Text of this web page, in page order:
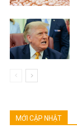
MỚI CẬP NHẬT